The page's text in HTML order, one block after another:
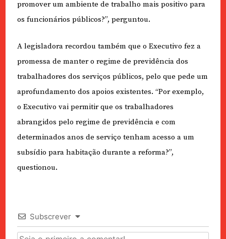
promover um ambiente de trabalho mais positivo para
os funcionários públicos?”, perguntou.
A legisladora recordou também que o Executivo fez a
promessa de manter o regime de previdência dos
trabalhadores dos serviços públicos, pelo que pede um
aprofundamento dos apoios existentes. “Por exemplo,
o Executivo vai permitir que os trabalhadores
abrangidos pelo regime de previdência e com
determinados anos de serviço tenham acesso a um
subsídio para habitação durante a reforma?”,
questionou.
Subscrever